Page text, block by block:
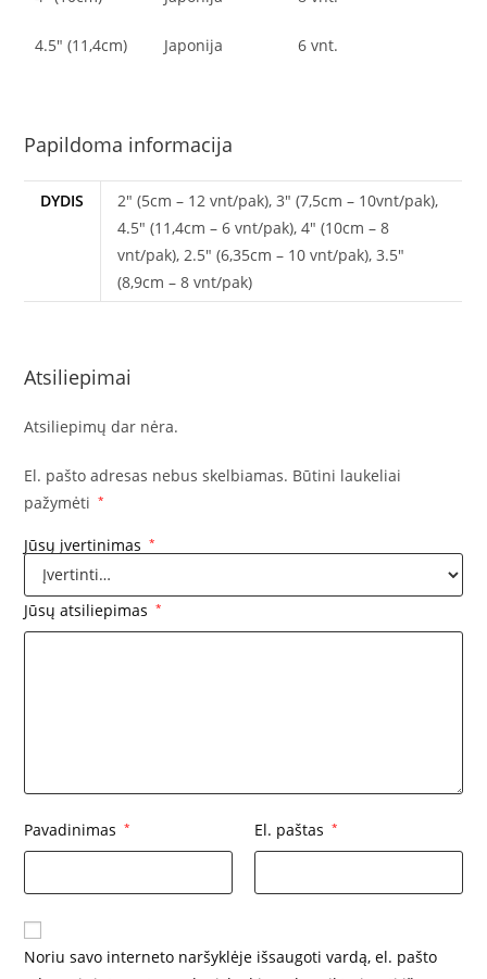
4.5″ (11,4cm) Japonija 6 vnt.
Papildoma informacija
DYDIS
2" (5cm – 12 vnt/pak), 3" (7,5cm – 10vnt/pak),
4.5" (11,4cm – 6 vnt/pak), 4" (10cm – 8
vnt/pak), 2.5" (6,35cm – 10 vnt/pak), 3.5"
(8,9cm – 8 vnt/pak)
Atsiliepimai
Atsiliepimų dar nėra.
El. pašto adresas nebus skelbiamas. Būtini laukeliai
pažymėti
*
Jūsų įvertinimas *
Jūsų atsiliepimas *
Pavadinimas * El. paštas *
Noriu savo interneto naršyklėje išsaugoti vardą, el. pašto